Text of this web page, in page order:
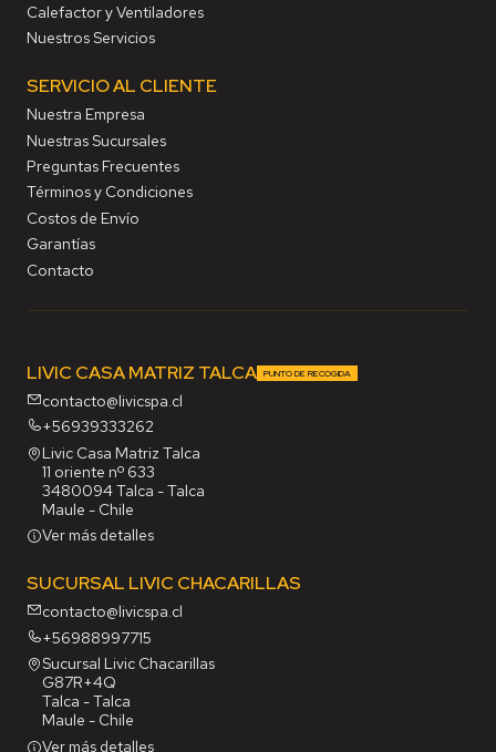
Calefactor y Ventiladores
Nuestros Servicios
SERVICIO AL CLIENTE
Nuestra Empresa
Nuestras Sucursales
Preguntas Frecuentes
Términos y Condiciones
Costos de Envío
Garantías
Contacto
LIVIC CASA MATRIZ TALCA PUNTO DE RECOGIDA
contacto@livicspa.cl
+56939333262
Livic Casa Matriz Talca
11 oriente nº 633
3480094 Talca - Talca
Maule - Chile
Ver más detalles
SUCURSAL LIVIC CHACARILLAS
contacto@livicspa.cl
+56988997715
Sucursal Livic Chacarillas
G87R+4Q
Talca - Talca
Maule - Chile
Ver más detalles